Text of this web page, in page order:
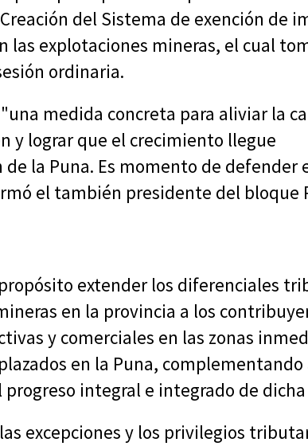
del Sistema de exención de
las explotaciones mineras, el cual
ordinaria.
medida concreta para aliviar la
y lograr que el crecimiento llegue
la Puna. Es momento de defender
el también presidente del bloque
extender los diferenciales
en la provincia a los
y comerciales en las zonas
en la Puna, complementando
integral e integrado de
excepciones y los privilegios